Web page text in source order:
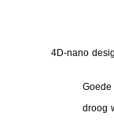
4D-nano
droog